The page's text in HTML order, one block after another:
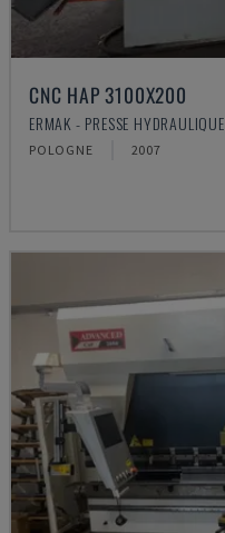
CNC HAP 3100X200
ERMAK - PRESSE HYDRAULIQUE
POLOGNE 2007